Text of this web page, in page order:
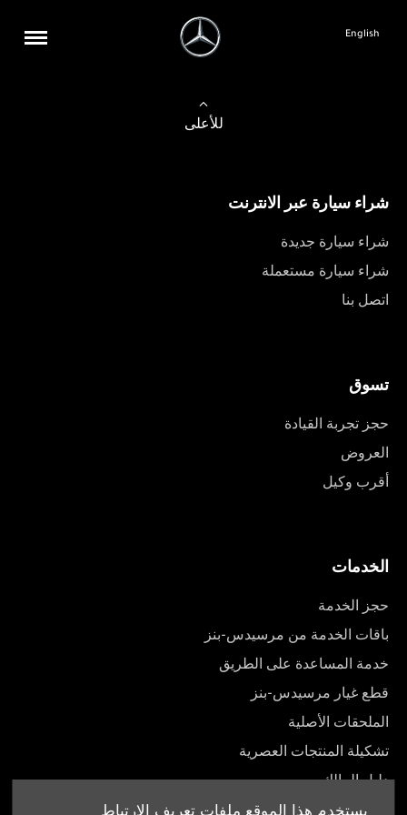
يستخدم هذا الموقع ملفات تعريف الارتباط
English
للأعلى
شراء سيارة عبر الانترنت
شراء سيارة جديدة
شراء سيارة مستعملة
اتصل بنا
تسوق
حجز تجربة القيادة
العروض
أقرب وكيل
الخدمات
حجز الخدمة
باقات الخدمة من مرسيدس-بنز
خدمة المساعدة على الطريق
قطع غيار مرسيدس-بنز
الملحقات الأصلية
تشكيلة المنتجات العصرية
دليل المالك